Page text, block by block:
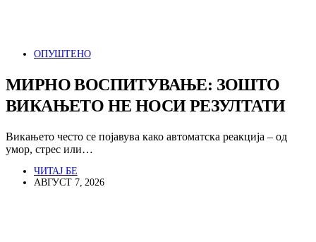
ОПУШТЕНО
МИРНО ВОСПИТУВАЊЕ: ЗОШТО
ВИКАЊЕТО НЕ НОСИ РЕЗУЛТАТИ
Викањето често се појавува како автоматска реакција – од
умор, стрес или…
ЧИТАЈ БЕ
АВГУСТ 7, 2026